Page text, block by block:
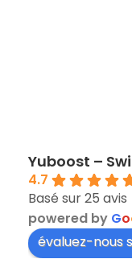
Yuboost –
4.7
Basé sur 25 avis
powered by Go
évaluez-nous